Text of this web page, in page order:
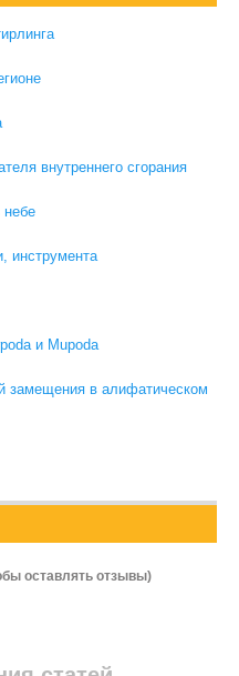
внутреннего сгорания
небе
инструмента
и Mupoda
замещения в алифатическом
оставлять отзывы)